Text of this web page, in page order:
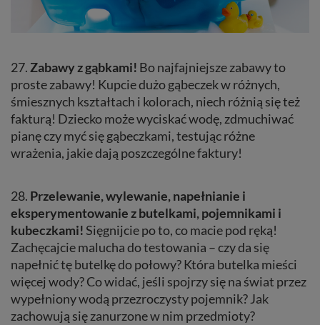
27.Zabawy z gąbkami! Bo najfajniejsze zabawy to
proste zabawy! Kupcie dużo gąbeczek w różnych,
śmiesznych kształtach i kolorach, niech różnią się też
fakturą! Dziecko może wyciskać wodę, zdmuchiwać
pianę czy myć się gąbeczkami, testując różne
wrażenia, jakie dają poszczególne faktury!
28. Przelewanie, wylewanie, napełnianie i
eksperymentowanie z butelkami, pojemnikami i
kubeczkami!Sięgnijcie po to, co macie pod ręką!
Zachęcajcie malucha do testowania – czy da się
napełnić tę butelkę do połowy? Która butelka mieści
więcej wody? Co widać, jeśli spojrzy się na świat przez
wypełniony wodą przezroczysty pojemnik? Jak
zachowują się zanurzone w nim przedmioty?